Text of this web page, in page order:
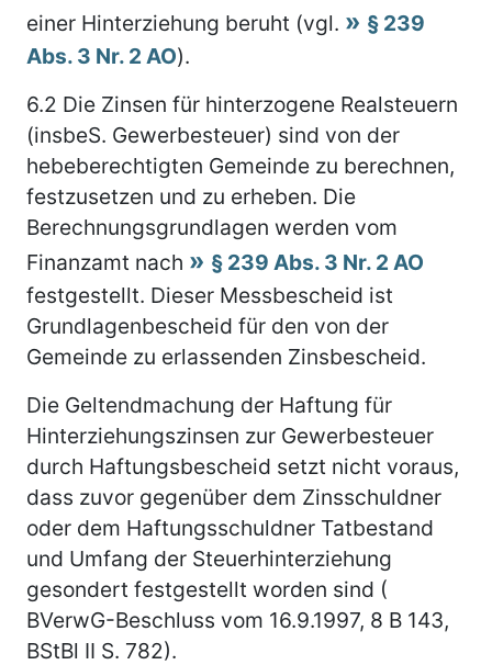
einer Hinterziehung beruht (vgl.
§ 239
Abs. 3 Nr. 2 AO).
6.2 Die Zinsen für hinterzogene Realsteuern
(insbeS. Gewerbesteuer) sind von der
hebeberechtigten Gemeinde zu berechnen,
festzusetzen und zu erheben. Die
Berechnungsgrundlagen werden vom
Finanzamt nach
§ 239 Abs. 3 Nr. 2 AO
festgestellt. Dieser Messbescheid ist
Grundlagenbescheid für den von der
Gemeinde zu erlassenden Zinsbescheid.
Die Geltendmachung der Haftung für
Hinterziehungszinsen zur Gewerbesteuer
durch Haftungsbescheid setzt nicht voraus,
dass zuvor gegenüber dem Zinsschuldner
oder dem Haftungsschuldner Tatbestand
und Umfang der Steuerhinterziehung
gesondert festgestellt worden sind (
BVerwG-Beschluss vom 16.9.1997, 8 B 143,
BStBl II S. 782).